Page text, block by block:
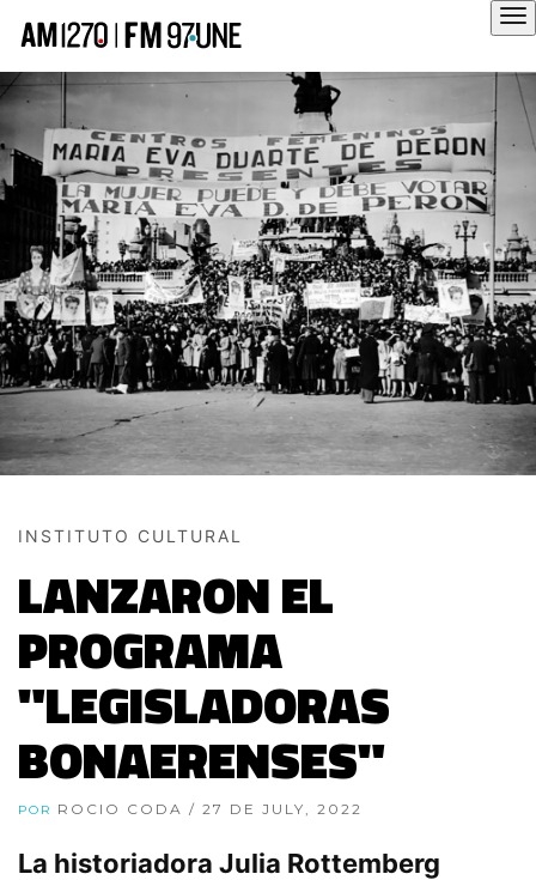
INSTITUTO CULTURAL
LANZARON EL
PROGRAMA
"LEGISLADORAS
BONAERENSES"
POR ROCIO CODA / 27 DE JULY, 2022
La historiadora Julia Rottemberg